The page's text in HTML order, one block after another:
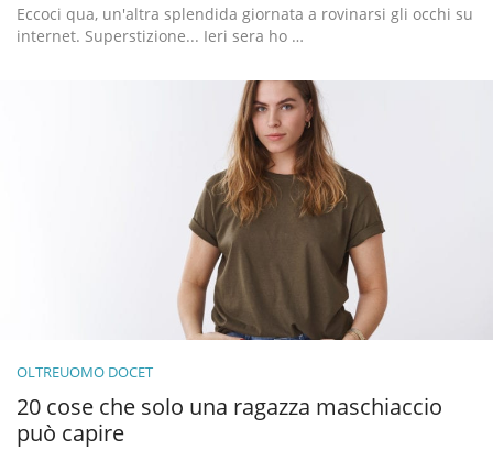
Eccoci qua, un'altra splendida giornata a rovinarsi gli occhi su
internet. Superstizione... Ieri sera ho …
OLTREUOMO DOCET
20 cose che solo una ragazza maschiaccio
può capire